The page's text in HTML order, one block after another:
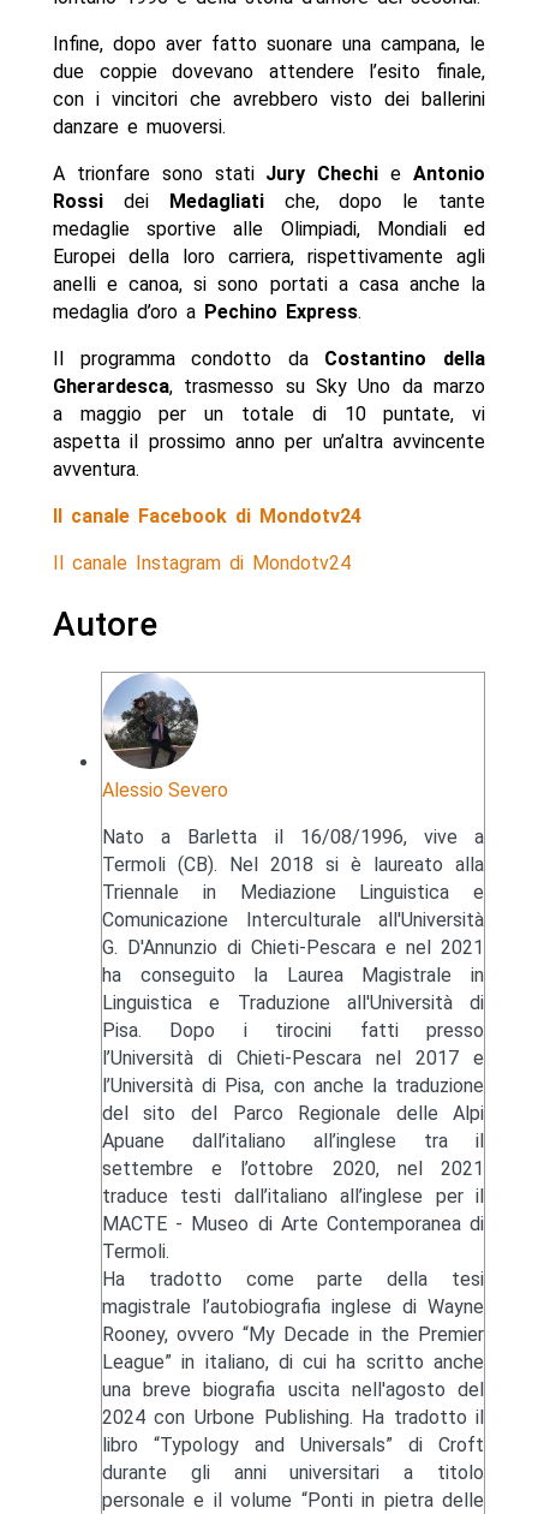
Infine, dopo aver fatto suonare una campana, le
due coppie dovevano attendere l’esito finale,
con i vincitori che avrebbero visto dei ballerini
danzare e muoversi.
A trionfare sono stati Jury Chechi eAntonio
Rossi dei Medagliati che, dopo le tante
medaglie sportive alle Olimpiadi, Mondiali ed
Europei della loro carriera, rispettivamente agli
anelli e canoa, si sono portati a casa anche la
medaglia d’oro aPechino Express.
Il programma condotto da Costantino della
Gherardesca, trasmesso su Sky Uno da marzo
a maggio per un totale di 10 puntate, vi
aspetta il prossimo anno per un’altra avvincente
avventura.
Il canale Facebook di Mondotv24
Il canale Instagram di Mondotv24
Autore
Alessio Severo
Nato a Barletta il 16/08/1996, vive a
Termoli (CB). Nel 2018 si è laureato alla
Triennale in Mediazione Linguistica e
Comunicazione Interculturale all'Università
G. D'Annunzio di Chieti-Pescara e nel 2021
ha conseguito la Laurea Magistrale in
Linguistica e Traduzione all'Università di
Pisa. Dopo i tirocini fatti presso
l’Università di Chieti-Pescara nel 2017 e
l’Università di Pisa, con anche la traduzione
del sito del Parco Regionale delle Alpi
Apuane dall’italiano all’inglese tra il
settembre e l’ottobre 2020, nel 2021
traduce testi dall’italiano all’inglese per il
MACTE - Museo di Arte Contemporanea di
Termoli.
Ha tradotto come parte della tesi
magistrale l’autobiografia inglese di Wayne
Rooney, ovvero “My Decade in the Premier
League” in italiano, di cui ha scritto anche
una breve biografia uscita nell'agosto del
2024 con Urbone Publishing. Ha tradotto il
libro “Typology and Universals” di Croft
durante gli anni universitari a titolo
personale e il volume “Ponti in pietra delle